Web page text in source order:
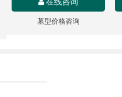
墓型价格咨询